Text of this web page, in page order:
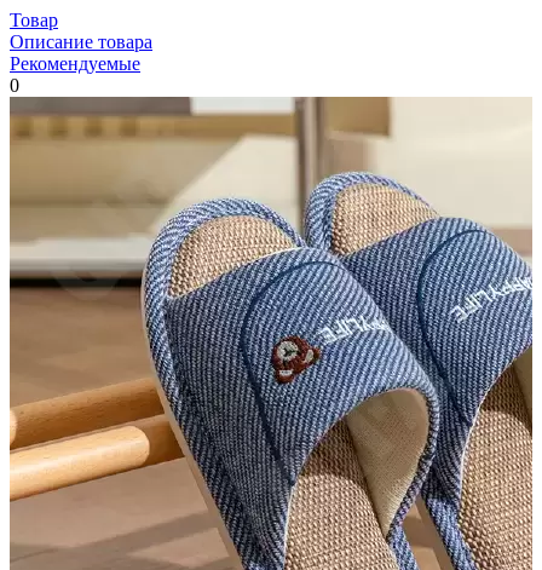
Товар
Описание товара
Рекомендуемые
0